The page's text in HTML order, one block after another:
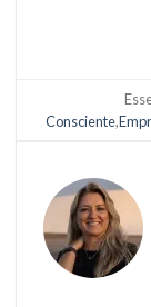
Consciente,